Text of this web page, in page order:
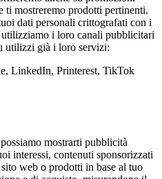
ti mostreremo prodotti pertinenti.
dati personali crittografati con i
i loro canali pubblicitari
utilizzi già i loro servizi:
LinkedIn, Printerest, TikTok
mostrarti pubblicità
interessi, contenuti sponsorizzati
web o prodotti in base al tuo